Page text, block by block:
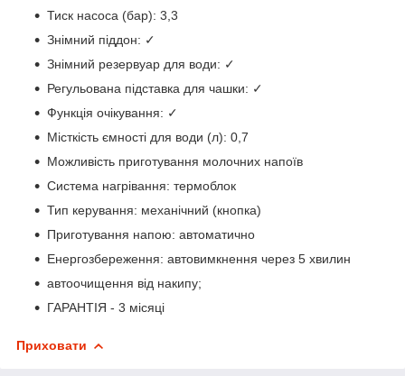
Тиск насоса (бар): 3,3
Знімний піддон: ✓
Знімний резервуар для води: ✓
Регульована підставка для чашки: ✓
Функція очікування: ✓
Місткість ємності для води (л): 0,7
Можливість приготування молочних напоїв
Система нагрівання: термоблок
Тип керування: механічний (кнопка)
Приготування напою: автоматично
Енергозбереження: автовимкнення через 5 хвилин
автоочищення від накипу;
ГАРАНТІЯ - 3 місяці
Приховати